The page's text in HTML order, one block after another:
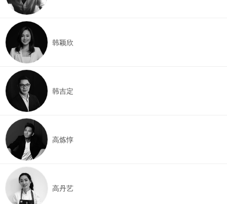
韩颖欣
韩吉定
高炼惇
高丹艺